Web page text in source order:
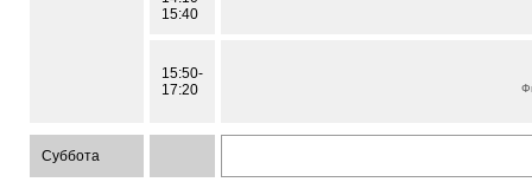
15:40
15:50-
17:20
Суббота